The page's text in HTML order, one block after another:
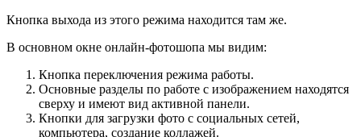
Кнопка выхода из этого режима находится там же.
В основном окне онлайн-фотошопа мы видим:
Кнопка переключения режима работы.
Основные разделы по работе с изображением находятся
сверху и имеют вид активной панели.
Кнопки для загрузки фото с социальных сетей,
компьютера, создание коллажей.